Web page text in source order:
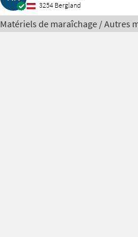
3254 Bergland
Matériels de maraîchage / Autres